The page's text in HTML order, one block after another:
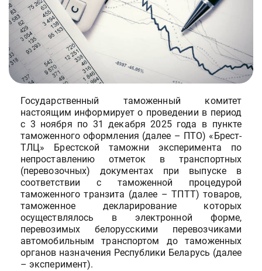
Государственный таможенный комитет
настоящим информирует о проведении в период
с 3 ноября по 31 декабря 2025 года в пункте
таможенного оформления (далее – ПТО) «Брест-
ТЛЦ» Брестской таможни эксперимента по
непроставлению отметок в транспортных
(перевозочных) документах при выпуске в
соответствии с таможенной процедурой
таможенного транзита (далее – ТПТТ) товаров,
таможенное декларирование которых
осуществлялось в электронной форме,
перевозимых белорусскими перевозчиками
автомобильным транспортом до таможенных
органов назначения Республики Беларусь (далее
– эксперимент).